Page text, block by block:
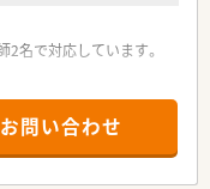
名で対応しています。
営基盤を持つ大手薬局で
お問い合わせ